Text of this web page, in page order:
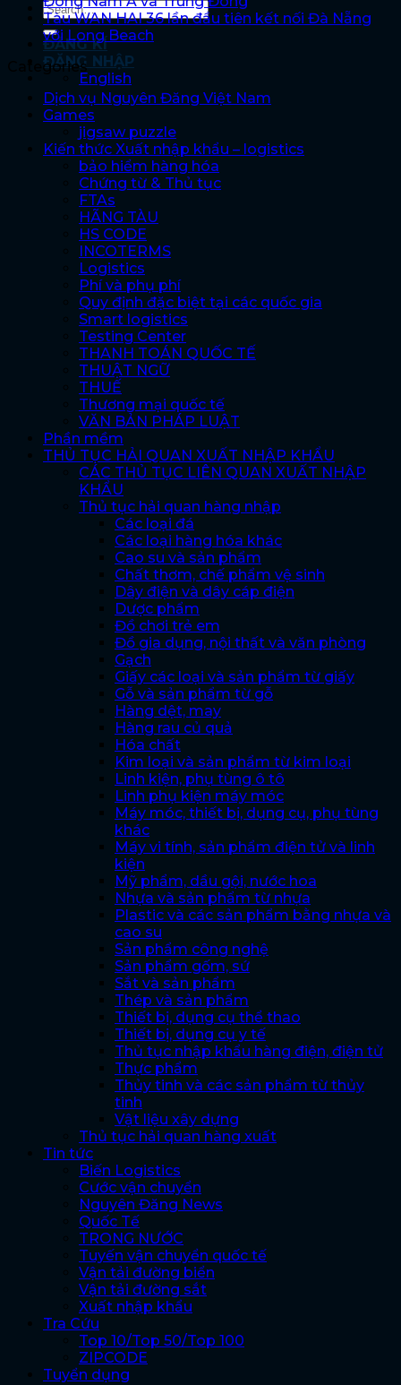
ĐĂNG KÍ
ĐĂNG NHẬP
English
Tàu WAN HAI 36 lần đầu tiên kết nối Đà Nẵng
với Long Beach
Categories
Dịch vụ Nguyên Đăng Việt Nam
Games
jigsaw puzzle
Kiến thức Xuất nhập khẩu – logistics
bảo hiểm hàng hóa
Chứng từ & Thủ tục
FTAs
HÃNG TÀU
HS CODE
INCOTERMS
Logistics
Phí và phụ phí
Quy định đặc biệt tại các quốc gia
Smart logistics
Testing Center
THANH TOÁN QUỐC TẾ
THUẬT NGỮ
THUẾ
Thương mại quốc tế
VĂN BẢN PHÁP LUẬT
Phần mềm
THỦ TỤC HẢI QUAN XUẤT NHẬP KHẨU
CÁC THỦ TỤC LIÊN QUAN XUẤT NHẬP
KHẨU
Thủ tục hải quan hàng nhập
Các loại đá
Các loại hàng hóa khác
Cao su và sản phẩm
Chất thơm, chế phẩm vệ sinh
Dây điện và dây cáp điện
Dược phẩm
Đồ chơi trẻ em
Đồ gia dụng, nội thất và văn phòng
Gạch
Giấy các loại và sản phẩm từ giấy
Gỗ và sản phẩm từ gỗ
Hàng dệt, may
Hàng rau củ quả
Hóa chất
Kim loại và sản phẩm từ kim loại
Linh kiện, phụ tùng ô tô
Linh phụ kiện máy móc
Máy móc, thiết bị, dụng cụ, phụ tùng
khác
Máy vi tính, sản phẩm điện tử và linh
kiện
Mỹ phẩm, dầu gội, nước hoa
Nhựa và sản phẩm từ nhựa
Plastic và các sản phẩm bằng nhựa và
cao su
Sản phẩm công nghệ
Sản phẩm gốm, sứ
Sắt và sản phẩm
Thép và sản phẩm
Thiết bị, dụng cụ thể thao
Thiết bị, dụng cụ y tế
Thủ tục nhập khẩu hàng điện, điện tử
Thực phẩm
Thủy tinh và các sản phẩm từ thủy
tinh
Vật liệu xây dựng
Thủ tục hải quan hàng xuất
Tin tức
Biến Logistics
Cước vận chuyển
Nguyên Đăng News
Quốc Tế
TRONG NƯỚC
Tuyến vận chuyển quốc tế
Vận tải đường biển
Vận tải đường sắt
Xuất nhập khẩu
Tra Cứu
Top 10/Top 50/Top 100
ZIPCODE
Tuyển dụng